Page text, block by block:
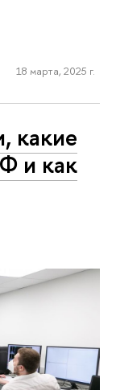
18 марта, 2025 г.
какие
и как